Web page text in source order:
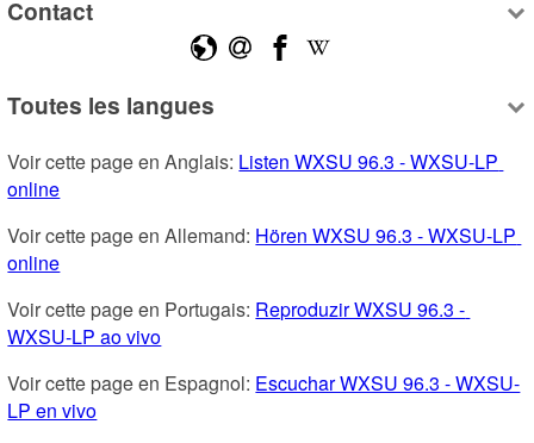
Contact
Toutes les langues
Voir cette page en Anglais: Listen WXSU 96.3 - WXSU-LP
online
Voir cette page en Allemand: Hören WXSU 96.3 - WXSU-LP
online
Voir cette page en Portugais: Reproduzir WXSU 96.3 -
WXSU-LP ao vivo
Voir cette page en Espagnol: Escuchar WXSU 96.3 - WXSU-
LP en vivo